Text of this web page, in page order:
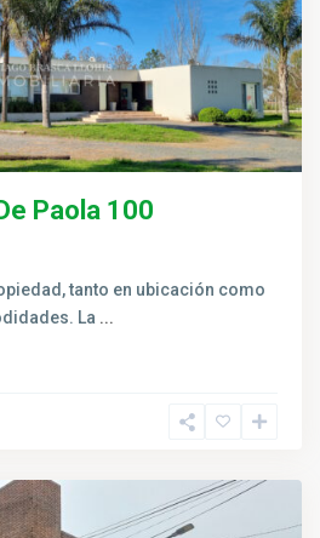
Paola 100
tanto en ubicación como
La ...